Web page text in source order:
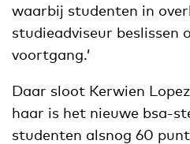
waarbij studenten in
studieadviseur beslissen
voortgang.’
Daar sloot Kerwien
haar is het nieuwe bsa-
studenten alsnog 60